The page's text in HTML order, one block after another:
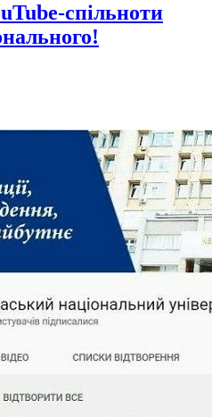
спільноти